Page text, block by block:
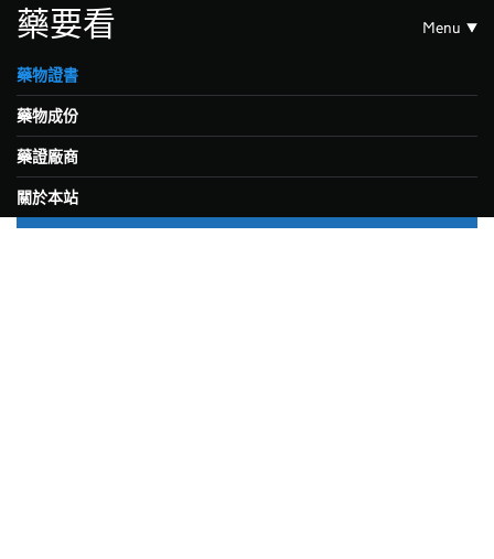
藥要看 Menu
藥物證書
藥物成份
藥證廠商
關於本站